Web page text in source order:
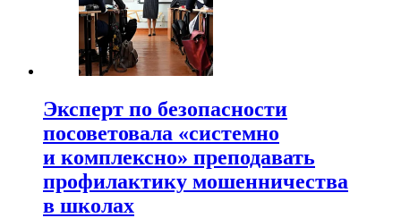
Эксперт по безопасности
посоветовала «системно
и комплексно» преподавать
профилактику мошенничества
в школах